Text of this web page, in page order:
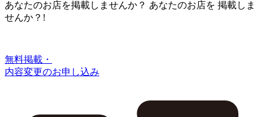
あなたのお店を掲載しませんか？ あなたのお店を 掲載しま
せんか？!
無料掲載・
内容変更のお申し込み